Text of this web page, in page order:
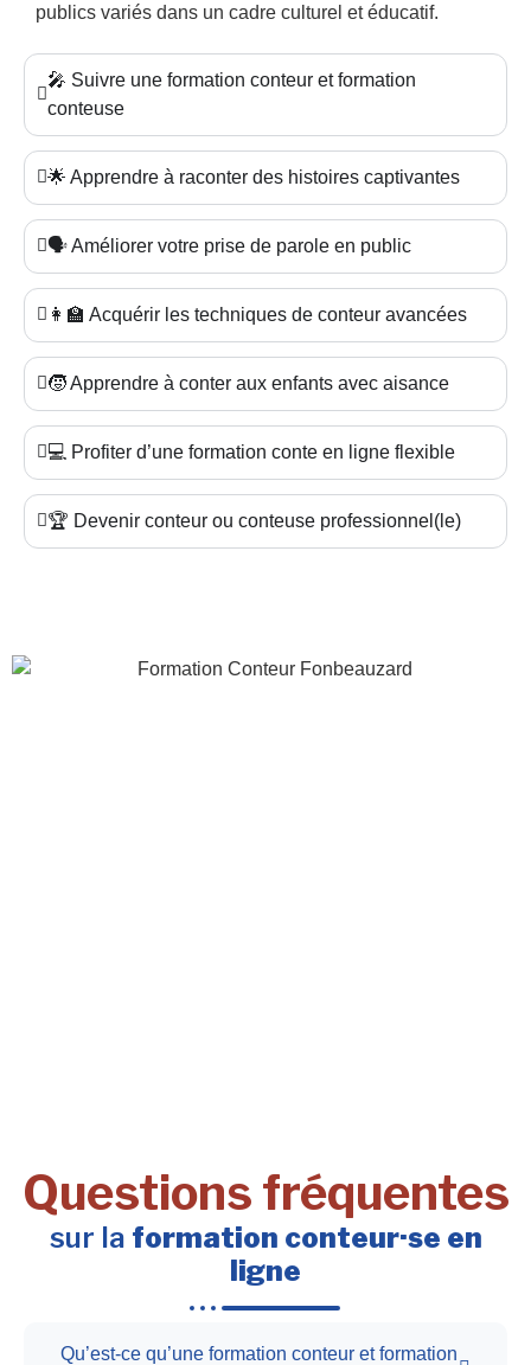
publics variés dans un cadre culturel et éducatif.
🎤 Suivre une formation conteur et formation
conteuse
🌟 Apprendre à raconter des histoires captivantes
🗣️ Améliorer votre prise de parole en public
👩‍🏫 Acquérir les techniques de conteur avancées
🧒 Apprendre à conter aux enfants avec aisance
💻 Profiter d’une formation conte en ligne flexible
🏆 Devenir conteur ou conteuse professionnel(le)
Questions fréquentes
sur la formation conteur·se en
ligne
Qu’est-ce qu’une formation conteur et formation